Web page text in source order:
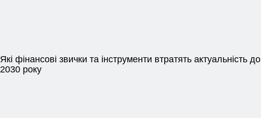
Які фінансові звички та інструменти втратять актуальність до
2030 року